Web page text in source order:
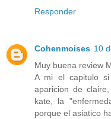
Responder
Cohenmoises 10
Muy buena review
A mi el capitulo
aparicion de
kate, la
porque el asiatico